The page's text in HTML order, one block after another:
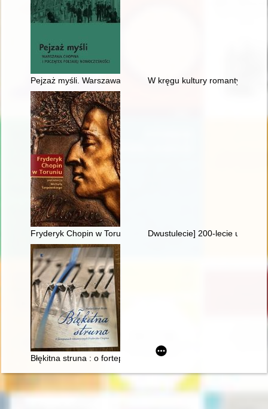
Pejzaż myśli. Warszawa Chopina i początek polskiej
W kręgu kultury romantycznej.
Fryderyk Chopin w Toruniu Dwustulecie] 200-lecie urodzin
Błękitna struna : o fortepianach romantycznych Fryderyka